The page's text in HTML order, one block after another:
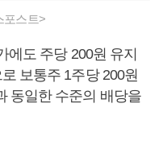
포스트>
에도 주당 200원 유지
보통주 1주당 200원
동일한 수준의 배당을